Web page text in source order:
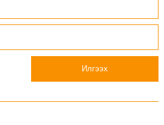
Илгээх